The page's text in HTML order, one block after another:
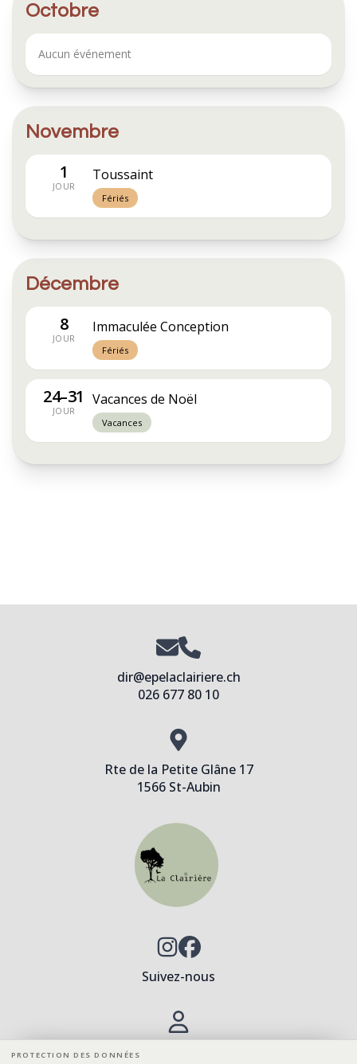
Octobre
Aucun événement
Novembre
1
JOUR
Toussaint
Fériés
Décembre
8
JOUR
Immaculée Conception
Fériés
24–31
JOUR
Vacances de Noël
Vacances
dir@epelaclairiere.ch
026 677 80 10
Rte de la Petite Glâne 17
1566 St-Aubin
Suivez-nous
PROTECTION DES DONNÉES